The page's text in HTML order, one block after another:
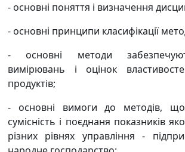
- основні поняття і визначення
- основні принципи класифікації
- основні методи
вимірювань і оцінок
продуктів;
- основні вимоги до методів, що
сумісність і поєднаня показників
різних рівнях управління -